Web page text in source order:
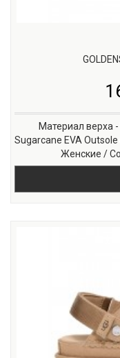
Материал верха
Sugarcane EVA
Женские /